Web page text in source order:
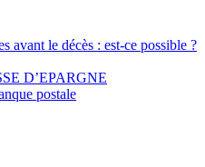
avant le décès : est-ce possible ?
D’EPARGNE
postale